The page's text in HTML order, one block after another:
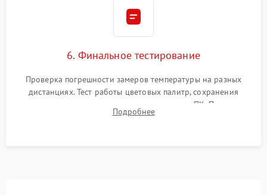
6. Финальное тестирование
Проверка погрешности замеров температуры на разных
дистанциях. Тест работы цветовых палитр, сохранения
термограмм в память и передачи данных на ПК. Проверка
автономности работы и итоговый контроль качества.
Подробнее